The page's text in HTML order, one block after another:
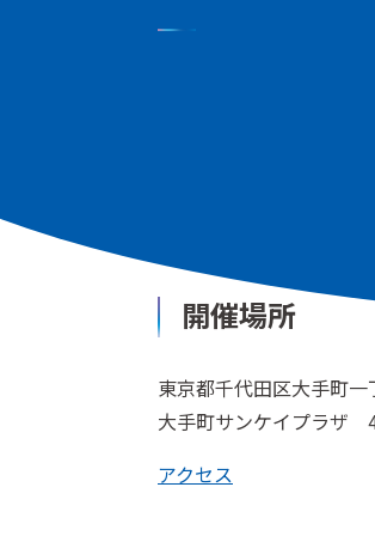
開催場所
東京都千代田区大手町
大手町サンケイプラザ
アクセス